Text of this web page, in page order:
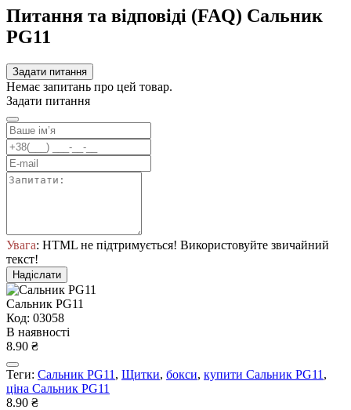
Питання та відповіді (FAQ) Сальник
PG11
Задати питання
Немає запитань про цей товар.
Задати питання
Увага: HTML не підтримується! Використовуйте звичайний
текст!
Надіслати
Сальник PG11
Код: 03058
В наявності
8.90 ₴
Теги: Сальник PG11 , Щитки, бокси, купити Сальник PG11 ,
ціна Сальник PG11
8.90 ₴